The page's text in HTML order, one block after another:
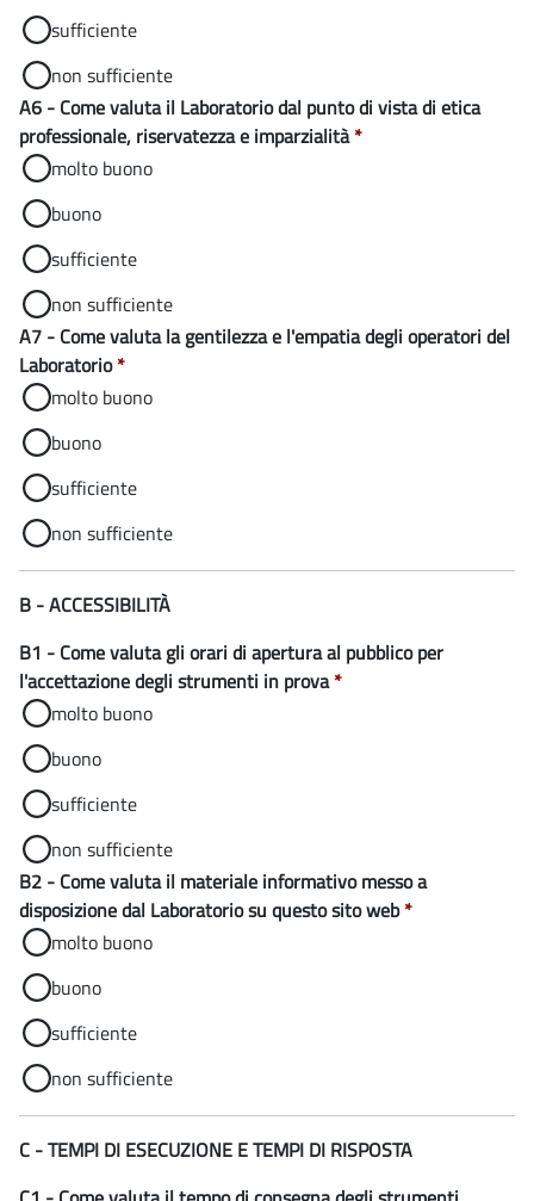
sufficiente
non sufficiente
A6 - Come valuta il Laboratorio dal punto di vista di etica
professionale, riservatezza e imparzialità*
molto buono
buono
sufficiente
non sufficiente
A7 - Come valuta la gentilezza e l'empatia degli operatori del
Laboratorio*
molto buono
buono
sufficiente
non sufficiente
B - ACCESSIBILITÀ
B1 - Come valuta gli orari di apertura al pubblico per
l'accettazione degli strumenti in prova*
molto buono
buono
sufficiente
non sufficiente
B2 - Come valuta il materiale informativo messo a
disposizione dal Laboratorio su questo sito web*
molto buono
buono
sufficiente
non sufficiente
C - TEMPI DI ESECUZIONE E TEMPI DI RISPOSTA